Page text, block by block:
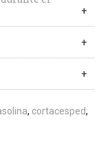
cortacesped